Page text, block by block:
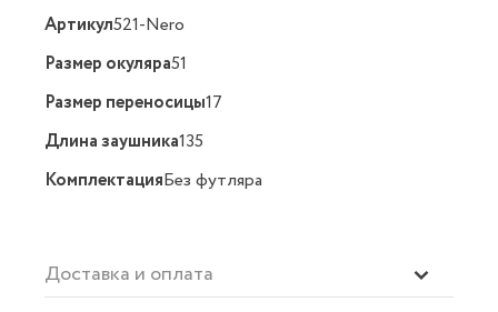
Артикул521-Nero
Размер окуляра51
Размер переносицы17
Длина заушника135
КомплектацияБез футляра
Доставка и оплата